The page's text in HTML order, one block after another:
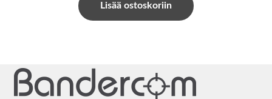
Lisää ostoskoriin